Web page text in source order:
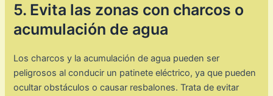
5. Evita las zonas con charcos o
acumulación de agua
Los charcos y la acumulación de agua pueden ser
peligrosos al conducir un patinete eléctrico, ya que pueden
ocultar obstáculos o causar resbalones. Trata de evitar